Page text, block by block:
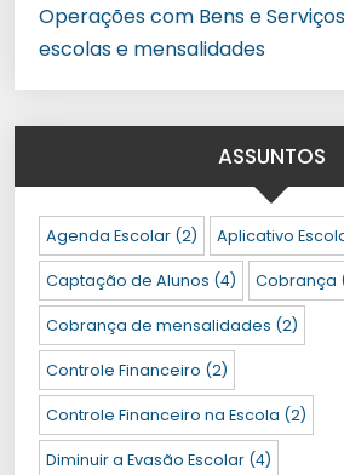
Operações com Bens e
escolas e mensalidades
ASSUNTOS
Agenda Escolar (2) Aplicativo
Captação de Alunos (4) Cobrança
Cobrança de mensalidades (2)
Controle Financeiro (2)
Controle Financeiro na Escola (2)
Diminuir a Evasão Escolar (4)